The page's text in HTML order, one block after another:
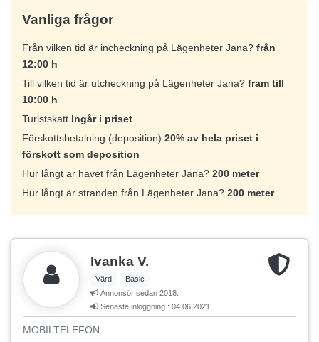
Vanliga frågor
Från vilken tid är incheckning på Lägenheter Jana? från
12:00 h
Till vilken tid är utcheckning på Lägenheter Jana? fram till
10:00 h
Turistskatt Ingår i priset
Förskottsbetalning (deposition) 20% av hela priset i
förskott som deposition
Hur långt är havet från Lägenheter Jana? 200 meter
Hur långt är stranden från Lägenheter Jana? 200 meter
Ivanka V.
Värd
Basic
Annonsör sedan 2018.
Senaste inloggning : 04.06.2021.
MOBILTELEFON